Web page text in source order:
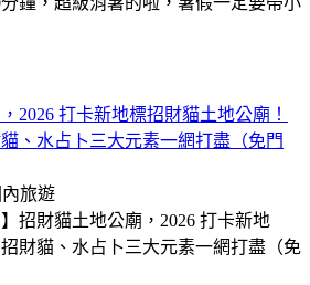
2026 打卡新地標招財貓土地公廟！
、水占卜三大元素一網打盡（免門
內旅遊